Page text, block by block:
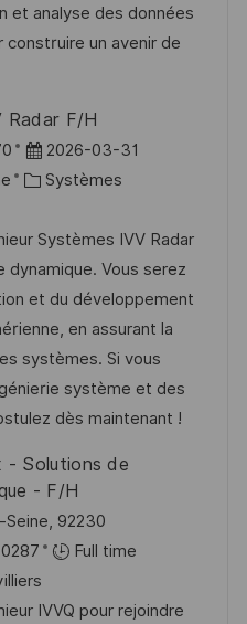
f
f
h
a
g
r
i
et analyse des données
construire un avenir de
Radar F/H
D
a
e
d
a
f
f
i
h
2026-03-31
C
t
é
g
o
r
i
e
Systèmes
Systèmes IVV Radar
dynamique. Vous serez
et du développement
en assurant la
systèmes. Si vous
système et des
dès maintenant !
- Solutions de
- F/H
92230
Full time
IVVQ pour rejoindre